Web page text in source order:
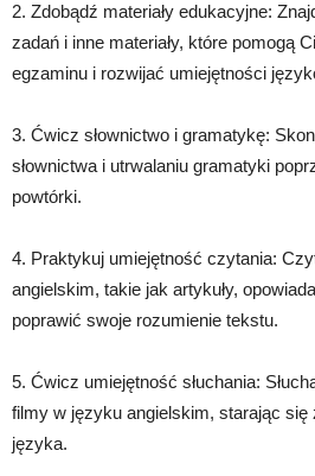
2. Zdobądź materiały edukacyjne:
zadań i inne materiały, które pomogą
egzaminu i rozwijać umiejętności
3. Ćwicz słownictwo i gramatykę:
słownictwa i utrwalaniu gramatyki
powtórki.
4. Praktykuj umiejętność czytania:
angielskim, takie jak artykuły,
poprawić swoje rozumienie tekstu.
5. Ćwicz umiejętność słuchania:
filmy w języku angielskim, starając
języka.